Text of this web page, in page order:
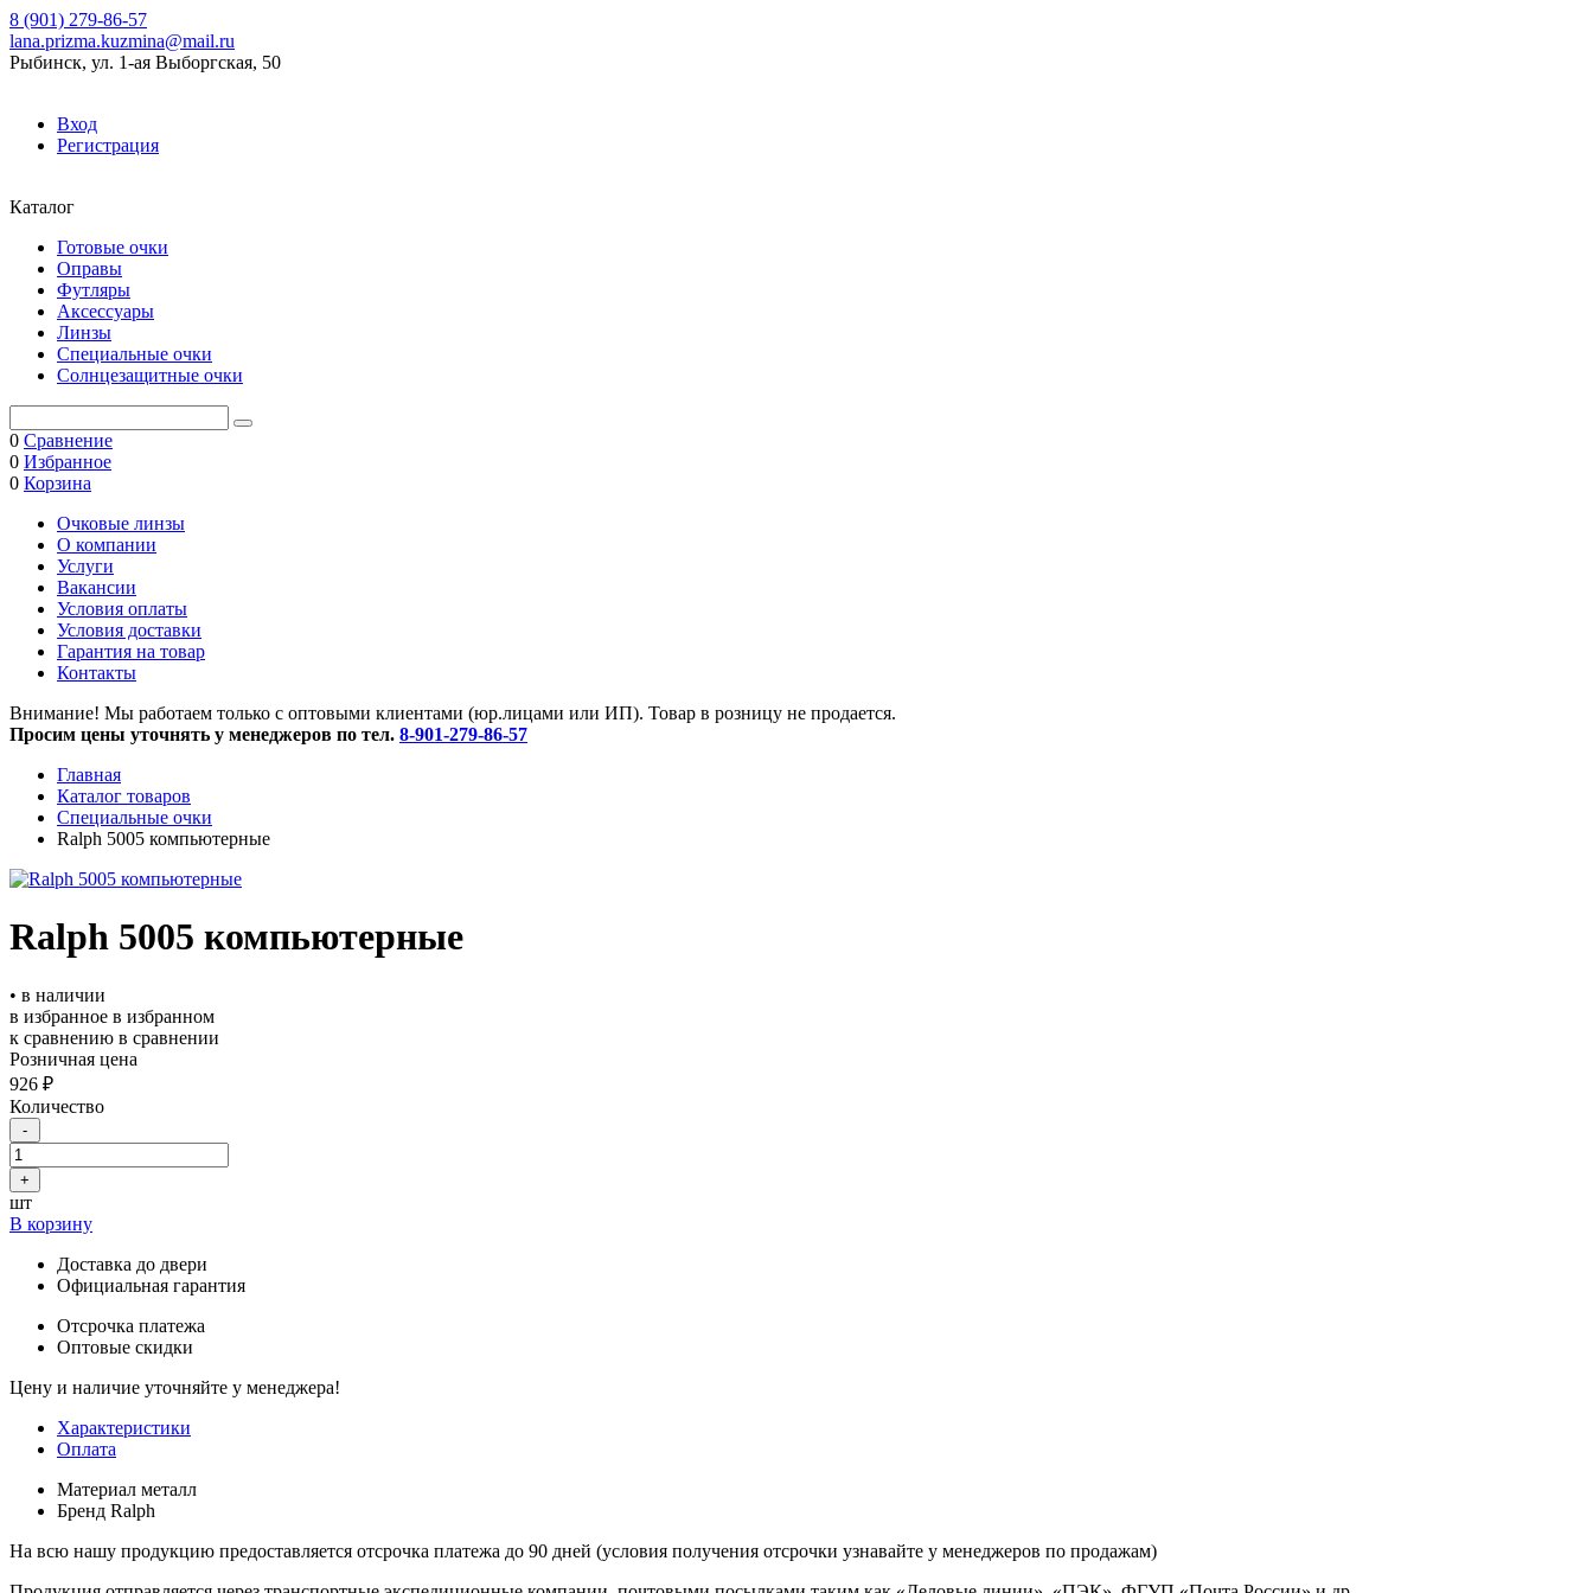
8 (901) 279-86-57
lana.prizma.kuzmina@mail.ru
Рыбинск, ул. 1-ая Выборгская, 50
Вход
Регистрация
Каталог
Готовые очки
Оправы
Футляры
Аксессуары
Линзы
Специальные очки
Солнцезащитные очки
0 Сравнение
0 Избранное
0 Корзина
Очковые линзы
O компании
Услуги
Вакансии
Условия оплаты
Условия доставки
Гарантия на товар
Контакты
Внимание! Мы работаем только с оптовыми клиентами (юр.лицами или ИП). Товар в розницу не продается.
Просим цены уточнять у менеджеров по тел. 8-901-279-86-57
Главная
Каталог товаров
Специальные очки
Ralph 5005 компьютерные
Ralph 5005 компьютерные
• в наличии
в избранное в избранном
к сравнению в сравнении
Розничная цена
926 ₽
Количество
-
+
шт
В корзину
Доставка до двери
Официальная гарантия
Отсрочка платежа
Оптовые скидки
Цену и наличие уточняйте у менеджера!
Характеристики
Оплата
Материал металл
Бренд Ralph
На всю нашу продукцию предоставляется отсрочка платежа до 90 дней (условия получения отсрочки узнавайте у менеджеров по продажам)